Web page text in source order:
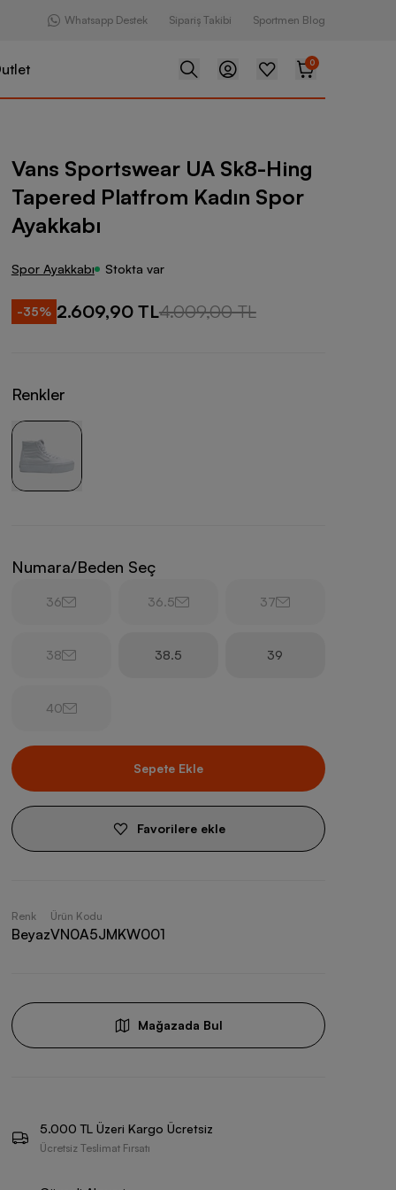
Whatsapp Destek Sipariş Takibi Sportmen Blog
0
UA Sk8-Hing Tapered Platfrom Kadın Spor Ayakkabı
Vans Sportswear UA Sk8-Hing
Tapered Platfrom Kadın Spor
Ayakkabı
Spor Ayakkabı Stokta var
-35% 2.609,90 TL4.009,00 TL
Renkler
Numara/Beden Seç
36 36.5 37
38 38.5 39
40
Sepete Ekle
Favorilere ekle
Renk
Beyaz
Ürün Kodu
VN0A5JMKW001
Mağazada Bul
5.000 TL Üzeri Kargo Ücretsiz
Ücretsiz Teslimat Fırsatı